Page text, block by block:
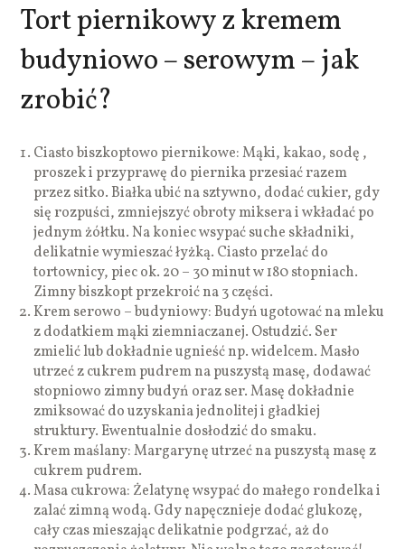
Tort piernikowy z kremem
budyniowo – serowym – jak
zrobić?
Ciasto biszkoptowo piernikowe: Mąki, kakao, sodę ,
proszek i przyprawę do piernika przesiać razem
przez sitko. Białka ubić na sztywno, dodać cukier, gdy
się rozpuści, zmniejszyć obroty miksera i wkładać po
jednym żółtku. Na koniec wsypać suche składniki,
delikatnie wymieszać łyżką. Ciasto przelać do
tortownicy, piec ok. 20 – 30 minut w 180 stopniach.
Zimny biszkopt przekroić na 3 części.
Krem serowo – budyniowy: Budyń ugotować na mleku
z dodatkiem mąki ziemniaczanej. Ostudzić. Ser
zmielić lub dokładnie ugnieść np. widelcem. Masło
utrzeć z cukrem pudrem na puszystą masę, dodawać
stopniowo zimny budyń oraz ser. Masę dokładnie
zmiksować do uzyskania jednolitej i gładkiej
struktury. Ewentualnie dosłodzić do smaku.
Krem maślany: Margarynę utrzeć na puszystą masę z
cukrem pudrem.
Masa cukrowa: Żelatynę wsypać do małego rondelka i
zalać zimną wodą. Gdy napęcznieje dodać glukozę,
cały czas mieszając delikatnie podgrzać, aż do